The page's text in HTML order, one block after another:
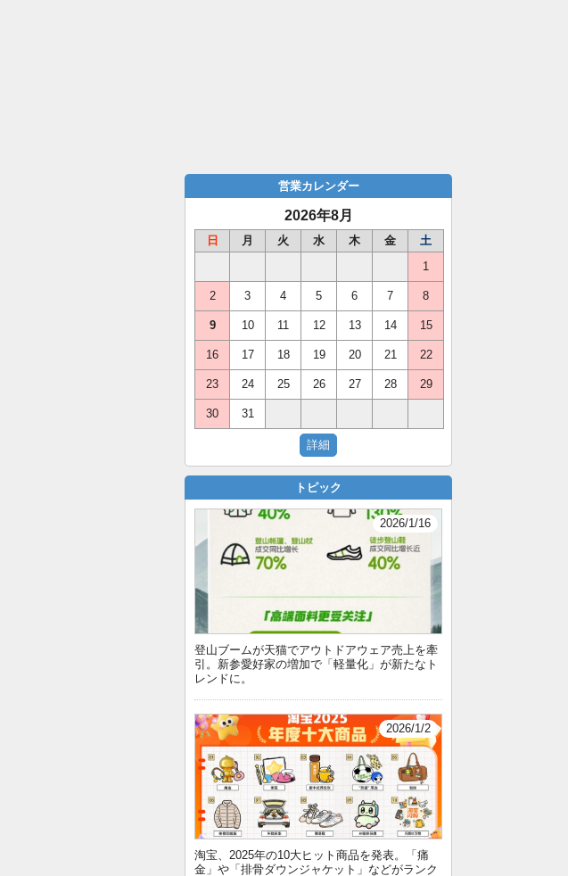
営業カレンダー
2026年8月
日 月 火 水 木 金
土
1
2 3 4 5 6 7 8
9 10 11 12 13 14 15
16 17 18 19 20 21 22
23 24 25 26 27 28 29
30 31
トピック
2026/1/16
登山ブームが天猫でアウトドアウェア売上を牽
引。新参愛好家の増加で「軽量化」が新たなト
レンドに。
2026/1/2
淘宝、2025年の10大ヒット商品を発表。「痛
金」や「排骨ダウンジャケット」などがランク